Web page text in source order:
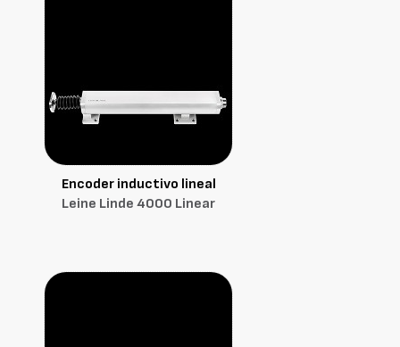
Encoder inductivo lineal
Leine Linde 4000 Linear